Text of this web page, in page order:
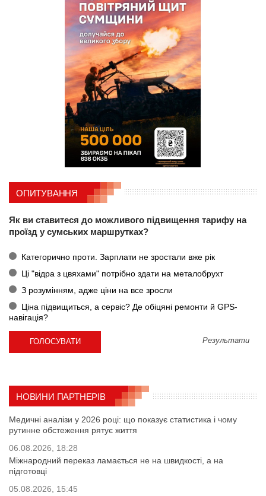
ОПИТУВАННЯ
Як ви ставитеся до можливого підвищення тарифу на
проїзд у сумських маршрутках?
Категорично проти. Зарплати не зростали вже рік
Ці "відра з цвяхами" потрібно здати на металобрухт
З розумінням, адже ціни на все зросли
Ціна підвищиться, а сервіс? Де обіцяні ремонти й GPS-
навігація?
Результати
НОВИНИ ПАРТНЕРІВ
Медичні аналізи у 2026 році: що показує статистика і чому
рутинне обстеження рятує життя
06.08.2026, 18:28
Міжнародний переказ ламається не на швидкості, а на
підготовці
05.08.2026, 15:45